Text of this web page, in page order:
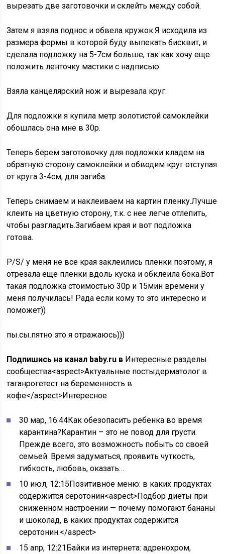
вырезать две заготовочки и склейть между собой.
Затем я взяла поднос и обвела кружок.Я исходила из
размера формы в которой буду выпекать бисквит, и
сделала подложку на 5-7см больше, так как хочу еще
положить ленточку мастики с надписью.
Взяла канцелярский нож и вырезала круг.
Для подложки я купила метр золотистой самоклейки
обошлась она мне в 30р.
Теперь берем заготовочку для подложки кладем на
обратную сторону самоклейки и обводим круг отступая
от круга 3-4см, для загиба.
Теперь снимаем и наклеиваем на картин пленку.Лучше
клеить на цветную сторону, т.к. с нее легче отлепить,
чтобы разгладить.Загибаем края и вот подложка
готова.
P/S/ у меня не все края заклеились пленки поэтому, я
отрезала еще пленки вдоль куска и обклеила бока.Вот
такая подложка стоимостью 30р и 15мин времени у
меня получилась! Рада если кому то это интересно и
поможет))
пы.сы.пятно это я отражаюсь)))
Подпишись на канал baby.ru в Интересные разделы
сообщества<aspect>Актуальные постыдерматолог в
таганрогетест на беременность в
кофе</aspect>Интересное
30 мар, 16:44Как обезопасить ребенка во время
карантина?Карантин – это не повод для грусти.
Прежде всего, это возможность побыть со своей
семьей. Время задуматься, проявить чуткость,
гибкость, любовь, оказать…
10 июл, 12:15Позитивное меню: в каких продуктах
содержится серотонин<aspect>Подбор диеты при
сниженном настроении — почему помогают бананы
и шоколад, в каких продуктах содержится
серотонин.</aspect>
15 апр, 12:21Байки из интернета: адренохром,